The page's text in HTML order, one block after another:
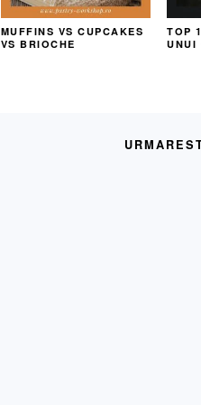
MUFFINS VS CUPCAKES
VS BRIOCHE
TOP
UNUI